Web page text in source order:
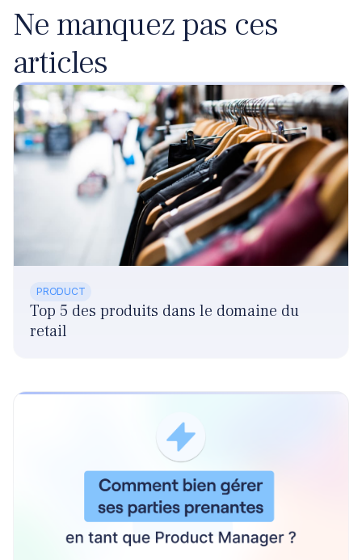
Ne manquez pas ces
articles
PRODUCT
Top 5 des produits dans le domaine du
retail